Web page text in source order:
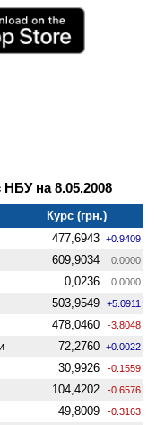
на 8.05.2008
Курс (грн.)
477,6943 +0.9409
609,9034 0.0000
0,0236 0.0000
503,9549 +5.0911
478,0460 -3.8048
72,2760 +0.0022
30,9926 -0.1559
104,4202 -0.6576
49,8009 -0.3163